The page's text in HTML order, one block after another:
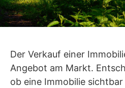
Der Verkauf einer
Angebot am Markt.
ob eine Immobilie